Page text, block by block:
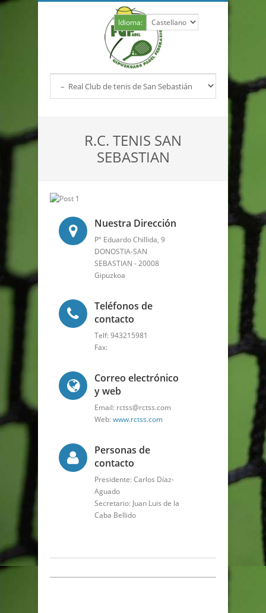
Idioma:
R.C. TENIS SAN
SEBASTIAN
Nuestra Dirección
Pº Eduardo Chillida, 9
DONOSTIA-SAN
SEBASTIAN - 20008
Gipuzkoa
Teléfonos de
contacto
Telf: 943215981
Fax:
Correo electrónico
y web
Email: rctss@rctss.com
Web:www.rctss.com
Personas de
contacto
Presidente: Carlos Díaz-
Aguado
Secretario: Juan Luis de la
Caba Bellido